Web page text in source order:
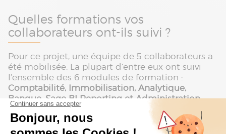
Quelles formations vos
collaborateurs ont-ils suivi ?
Pour ce projet, une équipe de 5 collaborateurs a
été mobilisée. La plupart d’entre eux ont suivi
l’ensemble des 6 modules de formation :
Comptabilité, Immobilisation, Analytique,
Banque, Sage BI Reporting et Administration.
Aujourd’hui,l’ensemble de l’équipe est
opérationnel . Les formations se sont étalées sur 4
semaines.